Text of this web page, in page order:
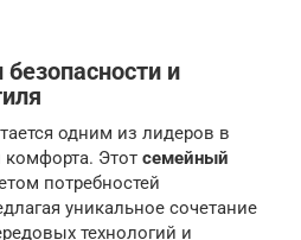
безопасности и
одним из лидеров в
комфорта. Этот семейный
потребностей
уникальное сочетание
технологий и